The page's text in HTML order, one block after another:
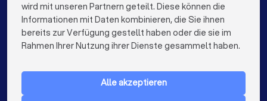
Sicherheitsdienste in München
Sicherheitsdienste in Köln
Sicherheitsdienste in Stuttgart
FÜR PRIVATPERSONEN
wird mit unseren Partnern geteilt. Diese können die
Informationen mit Daten kombinieren, die Sie ihnen
bereits zur Verfügung gestellt haben oder die sie im
Rahmen Ihrer Nutzung ihrer Dienste gesammelt haben.
Alle akzeptieren